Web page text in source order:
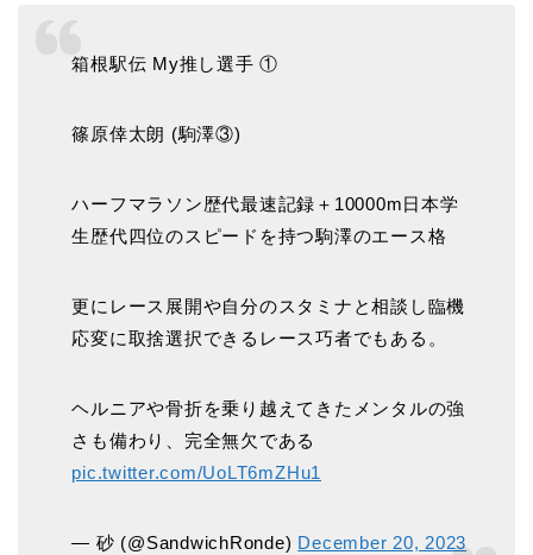
箱根駅伝 My推し選手 ①
篠原倖太朗 (駒澤③)
ハーフマラソン歴代最速記録＋10000m日本学
生歴代四位のスピードを持つ駒澤のエース格
更にレース展開や自分のスタミナと相談し臨機
応変に取捨選択できるレース巧者でもある。
ヘルニアや骨折を乗り越えてきたメンタルの強
さも備わり、完全無欠である
pic.twitter.com/UoLT6mZHu1
— 砂 (@SandwichRonde) December 20, 2023